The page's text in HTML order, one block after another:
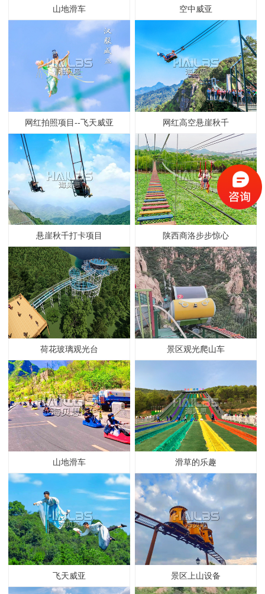
山地滑车 空中威亚
网红拍照项目--飞天威亚 网红高空悬崖秋千
悬崖秋千打卡项目 陕西商洛步步惊心
荷花玻璃观光台 景区观光爬山车
山地滑车 滑草的乐趣
飞天威亚 景区上山设备